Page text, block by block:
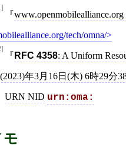
www.openmobilealliance.org
tech/omna/
RFC 4358: A Uniform
年3月16日(木) 6時29分
URN NID urn:oma:
モ